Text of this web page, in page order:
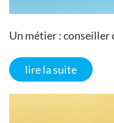
Un métier : conseiller
lire la suite